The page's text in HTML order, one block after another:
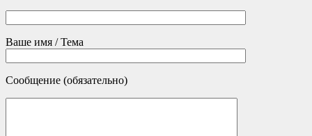
Ваше имя / Тема
Сообщение (обязательно)